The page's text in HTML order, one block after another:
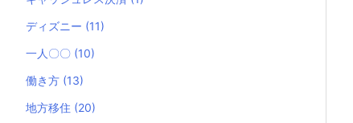
ディズニー (11)
一人〇〇 (10)
働き方 (13)
地方移住 (20)